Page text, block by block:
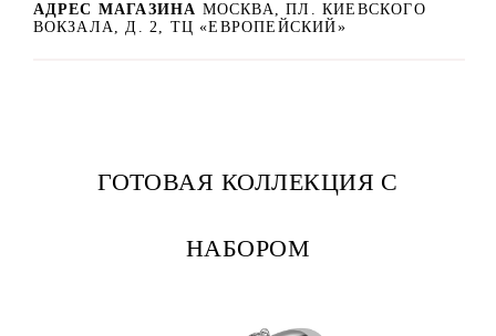
АДРЕС МАГАЗИНА МОСКВА, ПЛ. КИЕВСКОГО
ВОКЗАЛА, Д. 2, ТЦ «ЕВРОПЕЙСКИЙ»
ГОТОВАЯ КОЛЛЕКЦИЯ С
НАБОРОМ